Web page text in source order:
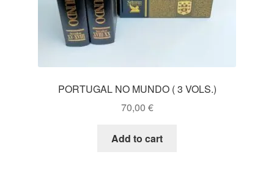
PORTUGAL NO MUNDO ( 3 VOLS.)
70,00 €
Add to cart